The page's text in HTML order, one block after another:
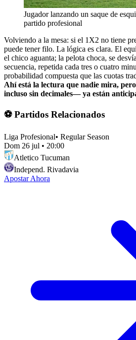
Jugador lanzando un saque de
partido profesional
Volviendo a la mesa: si el 1X2 no tiene
puede tener filo. La lógica es clara. El
el chico aguanta; la pelota choca, se
secuencia, repetida cada tres o cuatro
probabilidad compuesta que las cuotas
Ahí está la lectura que nadie mira,
incluso sin decimales— ya están
⚽ Partidos Relacionados
Liga Profesional• Regular Season
Dom 26 jul • 20:00
Atletico Tucuman
Independ. Rivadavia
Apostar Ahora